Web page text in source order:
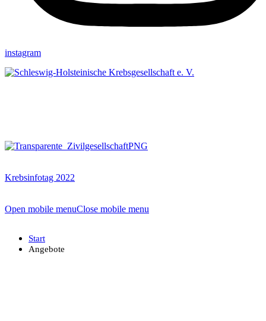
instagram
Krebsinfotag 2022
Open mobile menuClose mobile menu
Start
Angebote